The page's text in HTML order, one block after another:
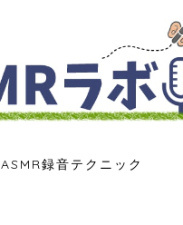
ASMR録音テクニック